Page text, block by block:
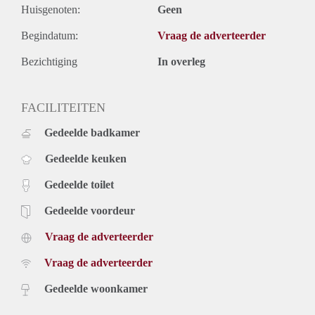
Telefonische reacties kunnen wij helaas niet in behandeling
nemen. De volgorde van binnengekomen reacties bepaalt
welke kandidaten worden uitgenodigd voor de eerste selectie.
Vanwege het grote aantal aanvragen kunnen wij niet op
persoonlijk beantwoorden of uitnodigen.
Huisgenoten: Geen
Begindatum: Vraag de adverteerder
Bezichtiging In overleg
FACILITEITEN
Gedeelde badkamer
Gedeelde keuken
Gedeelde toilet
Gedeelde voordeur
Vraag de adverteerder
Vraag de adverteerder
Gedeelde woonkamer